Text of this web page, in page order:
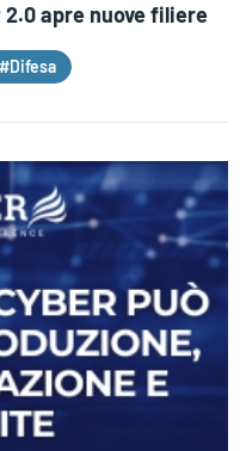
apre nuove filiere
#Difesa